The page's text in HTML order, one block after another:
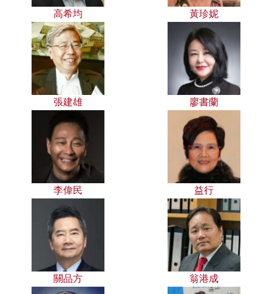
高希均 黃珍妮
張建雄 廖書蘭
李偉民 益行
關品方 翁港成